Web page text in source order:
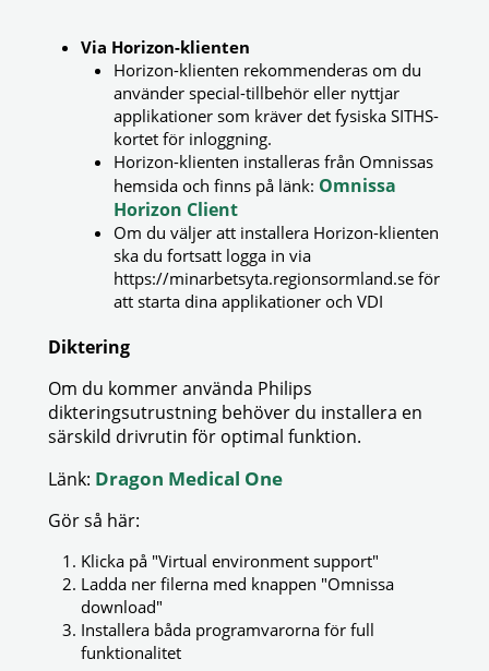
Via Horizon-klienten
Horizon-klienten rekommenderas om du
använder special-tillbehör eller nyttjar
applikationer som kräver det fysiska SITHS-
kortet för inloggning.
Horizon-klienten installeras från Omnissas
hemsida och finns på länk: Omnissa
Horizon Client
Om du väljer att installera Horizon-klienten
ska du fortsatt logga in via
https://minarbetsyta.regionsormland.se för
att starta dina applikationer och VDI
Diktering
Om du kommer använda Philips
dikteringsutrustning behöver du installera en
särskild drivrutin för optimal funktion.
Länk: Dragon Medical One
Gör så här:
Klicka på "Virtual environment support"
Ladda ner filerna med knappen "Omnissa
download"
Installera båda programvarorna för full
funktionalitet